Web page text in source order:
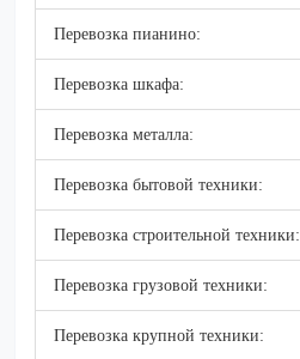
Перевозка пианино:
Перевозка шкафа:
Перевозка металла:
Перевозка бытовой техники:
Перевозка строительной техники:
Перевозка грузовой техники:
Перевозка крупной техники: